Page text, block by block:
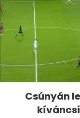
Csúnyán